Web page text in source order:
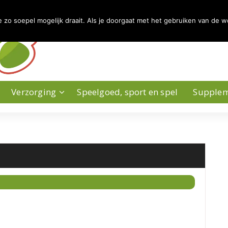
Verzorging Speelgoed, sport en spel
soepel mogelijk draait. Als je doorgaat met het gebruiken van de